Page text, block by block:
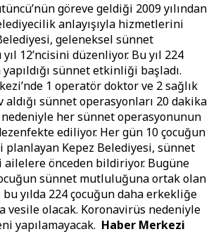
göreve geldiği 2009 yılından
anlayışıyla hizmetlerini
geleneksel sünnet
12’ncisini düzenliyor. Bu yıl 224
yapıldığı sünnet etkinliği başladı.
1 operatör doktor ve 2 sağlık
sünnet operasyonları 20 dakika
her sünnet operasyonunun
ediliyor. Her gün 10 çocuğun
Kepez Belediyesi, sünnet
önceden bildiriyor. Bugüne
sünnet mutluluğuna ortak olan
yılda 224 çocuğun daha erkekliğe
vesile olacak. Koronavirüs nedeniyle
yapılamayacak. Haber Merkezi